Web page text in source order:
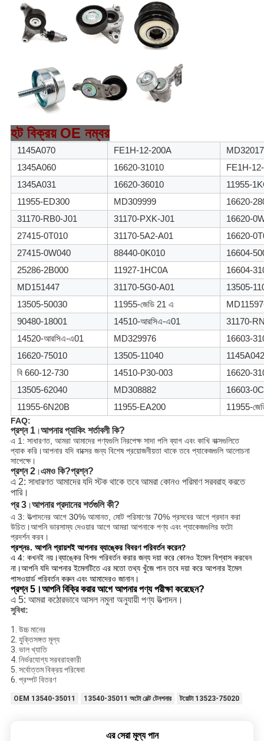
হট বিক্রয় OE নম্বর
1145A070 FE1H-12-200A
1345A060
16620-31010
FE1H-
1345A031
16620-36010
11955-
11955-ED300
MD309999
16620-
31170-RB0-J01
31170-PXK-J01
16620-
27415-0T010
31170-5A2-A01
16620-
27415-0W040
88440-0K010
16604-
25286-2B000
11927-1HC0A
16604-
MD151447
31170-5G0-A01
13505-
13505-50030
11955-জেডি 21 এ
90480-18001
14510-আরসিএ-এ01
31170-
14520-আরসিএ-এ01
MD329976
16603-
16620-75010
13505-11040
1145A042
বি 660-12-730
14510-P30-003
16620-
13505-62040
MD308882
16603-
11955-6N20B
11955-EA200 11955-
FAQ:
প্রশ্ন 1।আপনার প্যাকিং শর্তাবলী কি?
এ 1: সাধারণত, আমরা আমাদের পণ্যগুলি নিরপেক্ষ সাদা পলি ব্যাগ এবং কাখি বাক্সগুলিতে
প্যাক করি।আপনার যদি বাক্সের জন্য বিশেষ প্রয়োজনীয়তা থাকে তবে প্যাকেজগুলি আলোচনা
সাপেক্ষে।
প্রশ্ন 2।এমও কি?প্রশ্ন?
এ 2: সাধারণত আমাদের যদি স্টক থাকে তবে আমরা কোনও পরিমাণ সরবরাহ করতে
পারি।
প্র 3।আপনার প্রদানের শর্তগুলি কী?
এ 3: উত্পাদনের আগে 30% আমানত, মোট পরিমাণের 70% প্রসবের আগে প্রদান করা
উচিত।আপনি ভারসাম্য দেওয়ার আগে আমরা আপনাকে পণ্য এবং প্যাকেজগুলির ফটো
প্রদর্শন করব।
প্রশ্ন৪. আপনি প্রায়শই আপনার ব্যাঙ্কের বিবরণ পরিবর্তন করেন?
এ 4: কখনই নয়।ব্যাঙ্কের বিশদ পরিবর্তন করার জন্য দয়া করে কোনও ইমেল বিশ্বাস করবেন
না।আপনি যদি আপনার ইমেলটিতে এর মতো তথ্য খুঁজে পান তবে দয়া করে আপনার ইমেল
পাসওয়ার্ড পরিবর্তন করুন এবং আমাদেরও জানান।
প্রশ্ন 5।আপনি বিক্রি করার আগে আপনার পণ্য পরীক্ষা করেছেন?
এ 5: আমরা কঠোরভাবে আসল নমুনা অনুযায়ী পণ্য উত্পাদন।
সুবিধা:
1. উচ্চ মানের
2. যুক্তিসঙ্গত মূল্য
3. ভাল খ্যাতি
4. নির্ভরযোগ্য সরবরাহকারী
5. সর্বোত্তম বিক্রয় পরিষেবা
6. প্রম্পট বিতরণ
OEM 13540-35011 13540-35011 অটো বেল্ট টেনশনার টয়োটা 13523-75020
এর সেরা মূল্য পান